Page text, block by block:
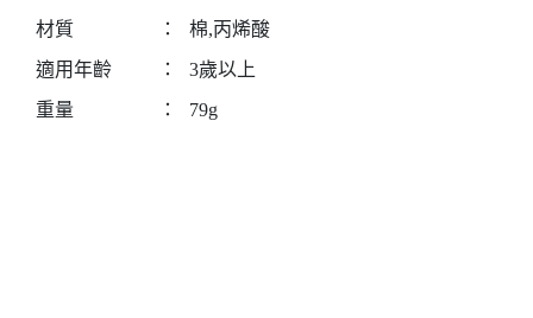
材質
：
棉,丙烯酸
適用年齡
：
3歲以上
重量
： 79g